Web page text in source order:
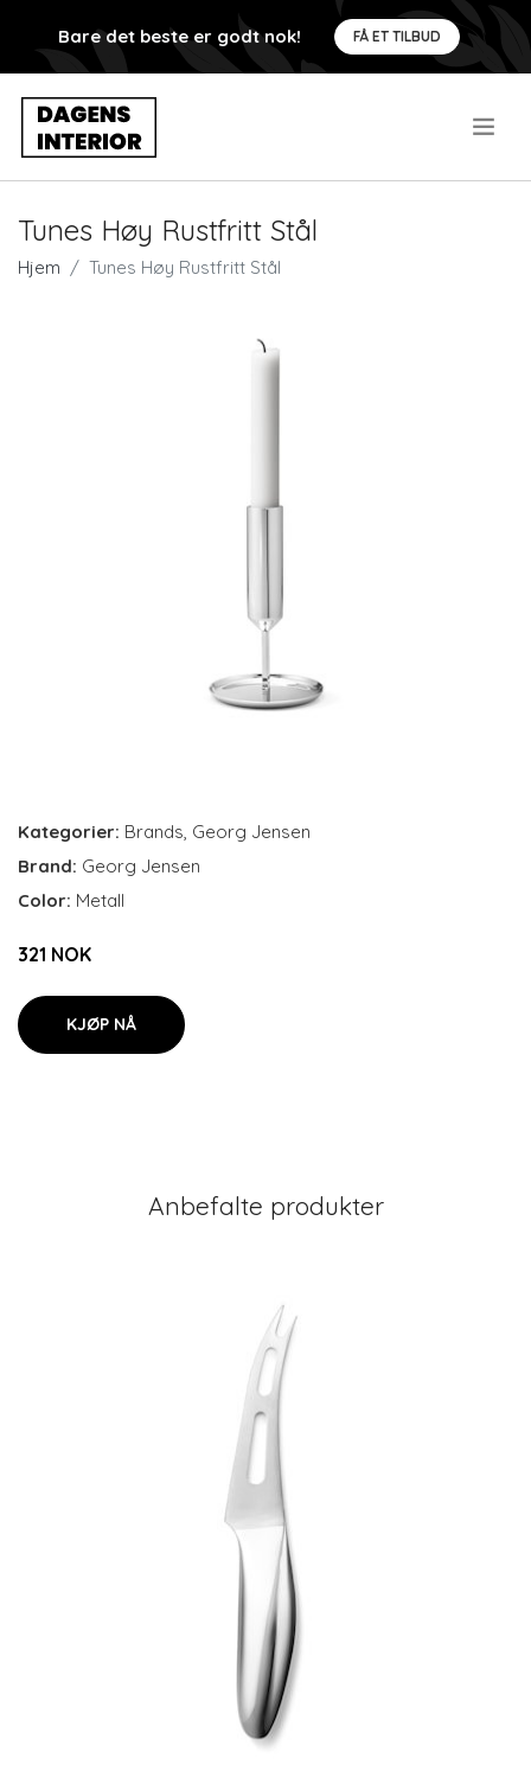
Bare det beste er godt nok! FÅ ET TILBUD
Tunes Høy Rustfritt Stål
Hjem Tunes Høy Rustfritt Stål
Kategorier: Brands, Georg Jensen
Brand: Georg Jensen
Color: Metall
321 NOK
KJØP NÅ
Anbefalte produkter